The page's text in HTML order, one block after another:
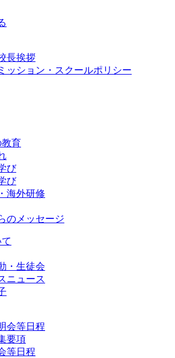
長挨拶
ッション・スクールポリシー
教育
び
び
海外研修
のメッセージ
・生徒会
ニュース
会等日程
要項
等日程